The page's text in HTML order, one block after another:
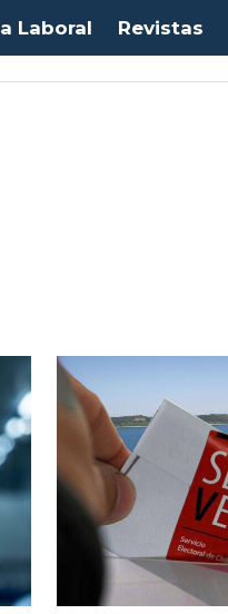
Laboral Revistas